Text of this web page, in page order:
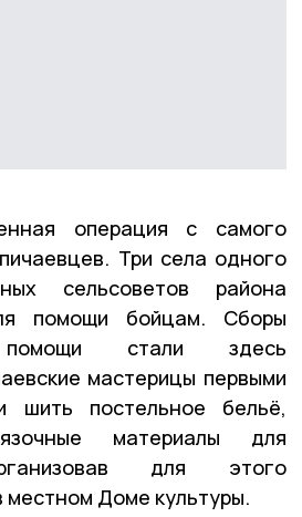
операция с самого
Три села одного
сельсоветов района
помощи бойцам. Сборы
помощи стали здесь
мастерицы первыми
шить постельное бельё,
материалы для
для этого
местном Доме культуры.